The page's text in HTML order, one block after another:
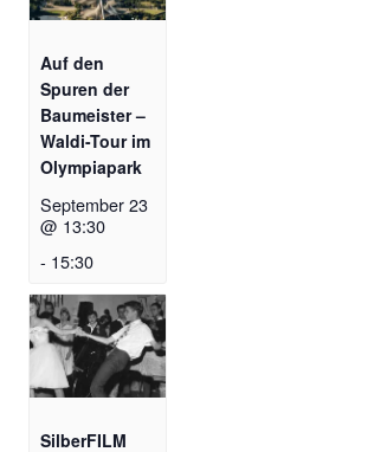
Auf den
Spuren der
Baumeister –
Waldi-Tour im
Olympiapark
September 23
@ 13:30
- 15:30
SilberFILM